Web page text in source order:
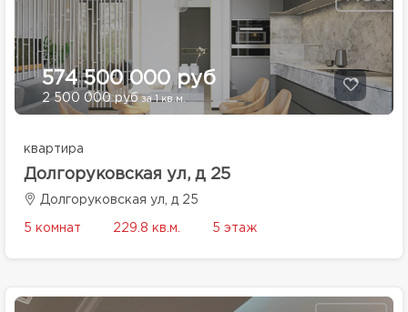
574 500 000 руб
2 500 000 рубза 1 кв.м.
квартира
Долгоруковская ул, д 25
Долгоруковская ул, д 25
5 комнат 229.8 кв.м. 5 этаж